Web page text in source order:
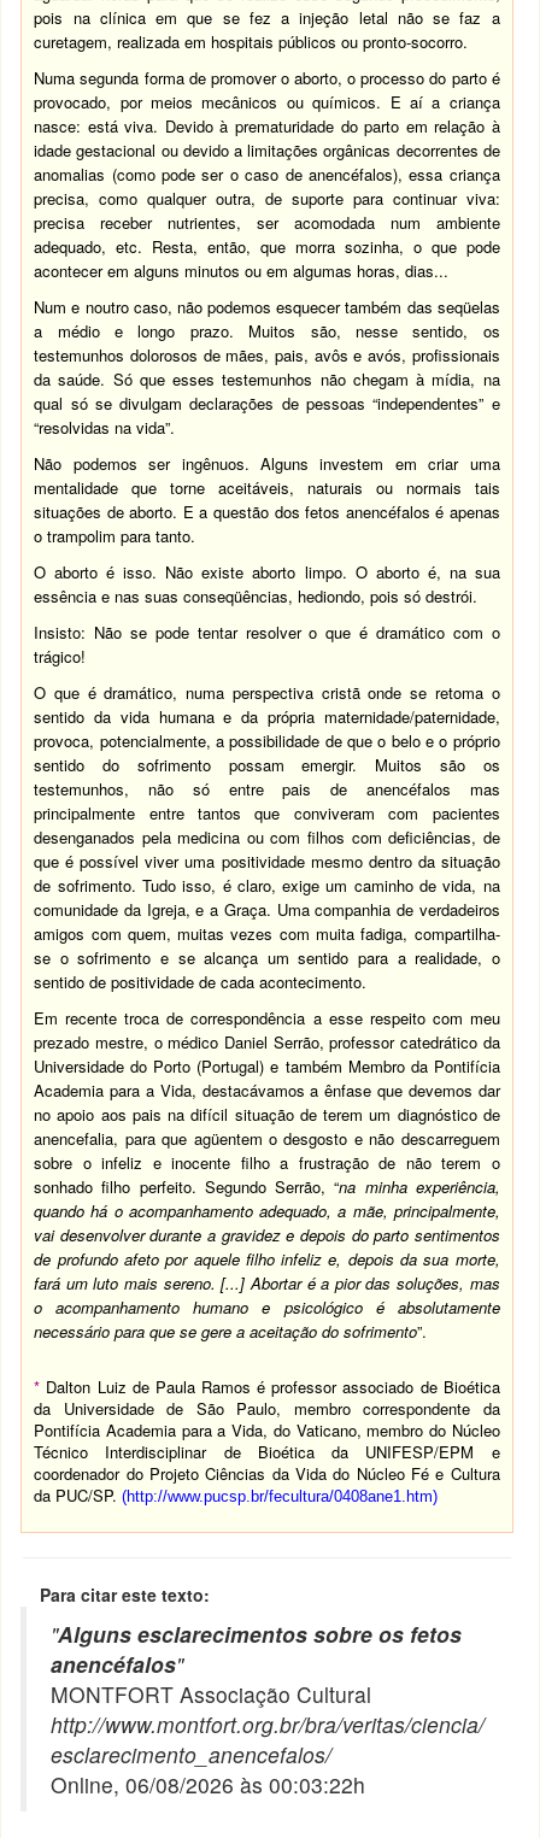
pois na clínica em que se fez a injeção letal não se faz a
curetagem, realizada em hospitais públicos ou pronto-socorro.
Numa segunda forma de promover o aborto, o processo do parto é
provocado, por meios mecânicos ou químicos. E aí a criança
nasce: está viva. Devido à prematuridade do parto em relação à
idade gestacional ou devido a limitações orgânicas decorrentes de
anomalias (como pode ser o caso de anencéfalos), essa criança
precisa, como qualquer outra, de suporte para continuar viva:
precisa receber nutrientes, ser acomodada num ambiente
adequado, etc. Resta, então, que morra sozinha, o que pode
acontecer em alguns minutos ou em algumas horas, dias...
Num e noutro caso, não podemos esquecer também das seqüelas
a médio e longo prazo. Muitos são, nesse sentido, os
testemunhos dolorosos de mães, pais, avôs e avós, profissionais
da saúde. Só que esses testemunhos não chegam à mídia, na
qual só se divulgam declarações de pessoas “independentes” e
“resolvidas na vida”.
Não podemos ser ingênuos. Alguns investem em criar uma
mentalidade que torne aceitáveis, naturais ou normais tais
situações de aborto. E a questão dos fetos anencéfalos é apenas
o trampolim para tanto.
O aborto é isso. Não existe aborto limpo. O aborto é, na sua
essência e nas suas conseqüências, hediondo, pois só destrói.
Insisto: Não se pode tentar resolver o que é dramático com o
trágico!
O que é dramático, numa perspectiva cristã onde se retoma o
sentido da vida humana e da própria maternidade/paternidade,
provoca, potencialmente, a possibilidade de que o belo e o próprio
sentido do sofrimento possam emergir. Muitos são os
testemunhos, não só entre pais de anencéfalos mas
principalmente entre tantos que conviveram com pacientes
desenganados pela medicina ou com filhos com deficiências, de
que é possível viver uma positividade mesmo dentro da situação
de sofrimento. Tudo isso, é claro, exige um caminho de vida, na
comunidade da Igreja, e a Graça. Uma companhia de verdadeiros
amigos com quem, muitas vezes com muita fadiga, compartilha-
se o sofrimento e se alcança um sentido para a realidade, o
sentido de positividade de cada acontecimento.
Em recente troca de correspondência a esse respeito com meu
prezado mestre, o médico Daniel Serrão, professor catedrático da
Universidade do Porto (Portugal) e também Membro da Pontifícia
Academia para a Vida, destacávamos a ênfase que devemos dar
no apoio aos pais na difícil situação de terem um diagnóstico de
anencefalia, para que agüentem o desgosto e não descarreguem
sobre o infeliz e inocente filho a frustração de não terem o
sonhado filho perfeito. Segundo Serrão, “na minha experiência,
quando há o acompanhamento adequado, a mãe, principalmente,
vai desenvolver durante a gravidez e depois do parto sentimentos
de profundo afeto por aquele filho infeliz e, depois da sua morte,
fará um luto mais sereno. [...] Abortar é a pior das soluções, mas
o acompanhamento humano e psicológico é absolutamente
necessário para que se gere a aceitação do sofrimento”.
* Dalton Luiz de Paula Ramos é professor associado de Bioética
da Universidade de São Paulo, membro correspondente da
Pontifícia Academia para a Vida, do Vaticano, membro do Núcleo
Técnico Interdisciplinar de Bioética da UNIFESP/EPM e
coordenador do Projeto Ciências da Vida do Núcleo Fé e Cultura
da PUC/SP.(http://www.pucsp.br/fecultura/0408ane1.htm)
Para citar este texto:
"Alguns esclarecimentos sobre os fetos
anencéfalos"
MONTFORT Associação Cultural
http://www.montfort.org.br/bra/veritas/ciencia/
esclarecimento_anencefalos/
Online, 06/08/2026 às 00:03:22h